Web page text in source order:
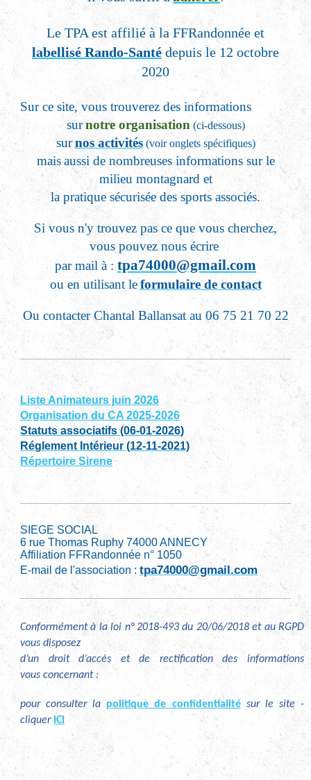
Le TPA est affilié à la FFRandonnée et
labellisé Rando-Santé depuis le 12 octobre
2020
Sur ce site, vous trouverez des informations
sur notre organisation (ci-dessous)
sur nos activités (voir onglets spécifiques)
mais aussi de nombreuses informations sur le
milieu montagnard et
la pratique sécurisée des sports associés.
Si vous n'y trouvez pas ce que vous cherchez,
vous pouvez nous écrire
par mail à : tpa74000@gmail.com
ou en utilisant le formulaire de contact
Ou contacter Chantal Ballansat au 06 75 21 70 22
Liste Animateurs juin 2026
Organisation du CA 2025-2026
Statuts associatifs (06-01-2026)
Réglement Intérieur (12-11-2021)
Répertoire Sirene
SIEGE SOCIAL
6 rue Thomas Ruphy 74000 ANNECY
Affiliation FFRandonnée n° 1050
E-mail de l'association : tpa74000@gmail.com
Conformément à la loi n° 2018-493 du 20/06/2018 et au RGPD
vous disposez
d’un droit d’accès et de rectification des informations
vous concernant :
pour consulter la politique de confidentialitésur le site -
cliquer ICI